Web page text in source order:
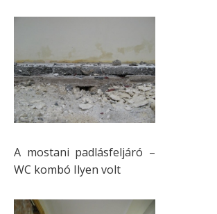
A mostani padlásfeljáró –
WC kombó Ilyen volt